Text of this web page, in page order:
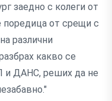
заедно с колеги от
от срещи с
различни
какво се
и ДАНС, реших да не